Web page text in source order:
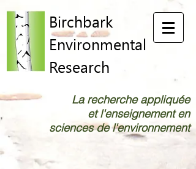
Birchbark
Environmental
Research
La recherche appliquée
et l'enseignement en
sciences de l'environnement